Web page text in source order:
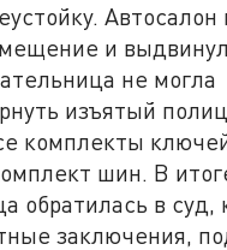
и
не могла
изъятый
комплекты
шин. В
обратилась в суд,
заключения,